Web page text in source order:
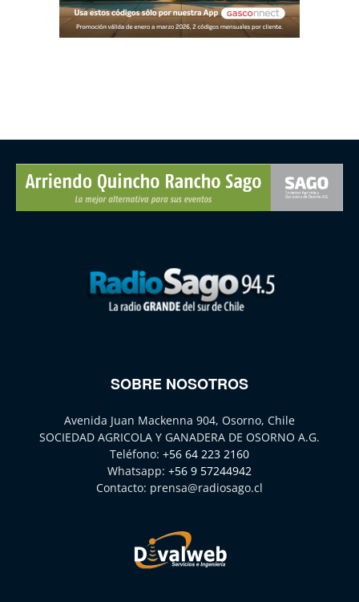
SOBRE NOSOTROS
Avenida Juan Mackenna 904, Osorno, Chile
SOCIEDAD AGRICOLA Y GANADERA DE OSORNO A.G.
Teléfono: +56 64 223 2160
Whatsapp: +56 9 57244942
Contacto: prensa@radiosago.cl